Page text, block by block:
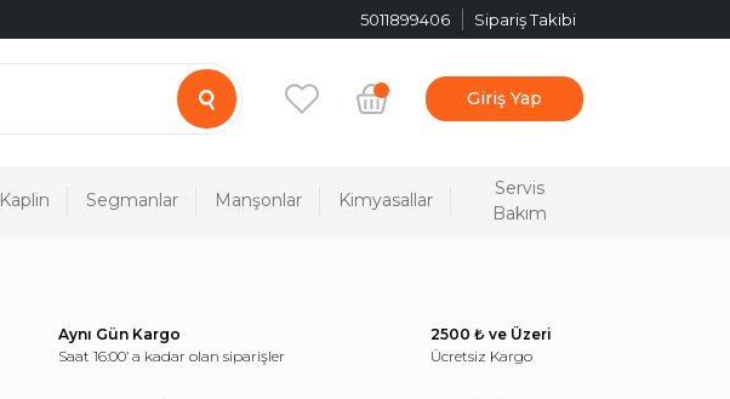
5011899406 Sipariş Takibi
Giriş Yap
Kaplin Segmanlar Manşonlar Kimyasallar
Servis
Bakım
Aynı Gün Kargo
Saat 16:00’ a kadar olan siparişler
2500 ₺ ve Üzeri
Ücretsiz Kargo